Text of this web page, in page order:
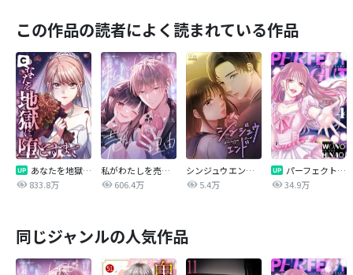
この作品の読者によく読まれている作品
あなたを地獄に堕とすまで
833.8万
私がわたしを売る理由
606.4万
シンジュウエンド【タテヨミ】
5.4万
パーフェクトグリッター
34.9万
同じジャンルの人気作品